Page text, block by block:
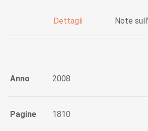
Dettagli Note
Anno 2008
Pagine 1810